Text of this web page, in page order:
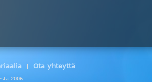
| Ota yhteyttä
2006